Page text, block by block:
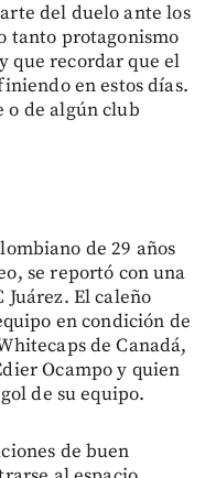
del duelo ante los
tanto protagonismo
que recordar que el
en estos días.
o de algún club
de 29 años
se reportó con una
El caleño
en condición de
de Canadá,
Ocampo y quien
de su equipo.
de buen